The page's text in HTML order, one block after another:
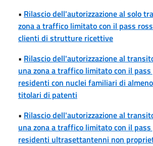
• Rilascio dell'autorizzazione al solo
zona a traffico limitato con il pass
clienti di strutture ricettive
• Rilascio dell'autorizzazione al
una zona a traffico limitato con il
residenti con nuclei familiari di
titolari di patenti
• Rilascio dell'autorizzazione al
una zona a traffico limitato con il
residenti ultrasettantenni non